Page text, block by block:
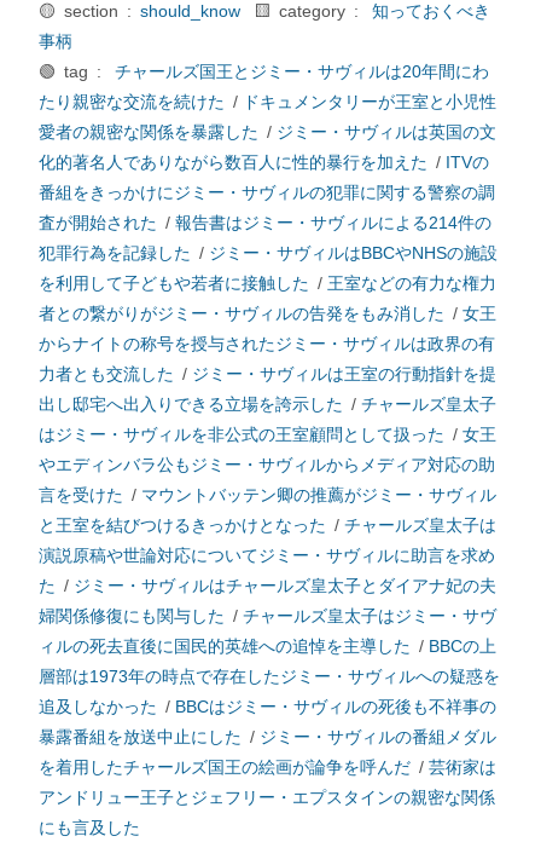
🟡 section : should_know 🟨 category :
知っておくべき
事柄
🟢 tag :
チャールズ国王とジミー・サヴィルは20年間にわ
たり親密な交流を続けた / ドキュメンタリーが王室と小児性
愛者の親密な関係を暴露した / ジミー・サヴィルは英国の文
化的著名人でありながら数百人に性的暴行を加えた / ITVの
番組をきっかけにジミー・サヴィルの犯罪に関する警察の調
査が開始された / 報告書はジミー・サヴィルによる214件の
犯罪行為を記録した / ジミー・サヴィルはBBCやNHSの施設
を利用して子どもや若者に接触した / 王室などの有力な権力
者との繋がりがジミー・サヴィルの告発をもみ消した / 女王
からナイトの称号を授与されたジミー・サヴィルは政界の有
力者とも交流した / ジミー・サヴィルは王室の行動指針を提
出し邸宅へ出入りできる立場を誇示した / チャールズ皇太子
はジミー・サヴィルを非公式の王室顧問として扱った / 女王
やエディンバラ公もジミー・サヴィルからメディア対応の助
言を受けた / マウントバッテン卿の推薦がジミー・サヴィル
と王室を結びつけるきっかけとなった / チャールズ皇太子は
演説原稿や世論対応についてジミー・サヴィルに助言を求め
た / ジミー・サヴィルはチャールズ皇太子とダイアナ妃の夫
婦関係修復にも関与した / チャールズ皇太子はジミー・サヴ
ィルの死去直後に国民的英雄への追悼を主導した / BBCの上
層部は1973年の時点で存在したジミー・サヴィルへの疑惑を
追及しなかった / BBCはジミー・サヴィルの死後も不祥事の
暴露番組を放送中止にした / ジミー・サヴィルの番組メダル
を着用したチャールズ国王の絵画が論争を呼んだ / 芸術家は
アンドリュー王子とジェフリー・エプスタインの親密な関係
にも言及した